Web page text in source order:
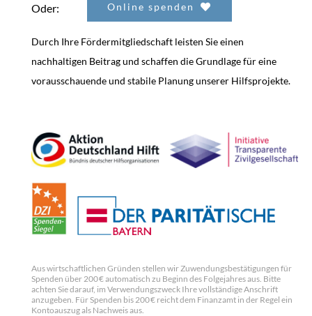
Oder: Online spenden
Durch Ihre Fördermitgliedschaft leisten Sie einen
nachhaltigen Beitrag und schaffen die Grundlage für eine
vorausschauende und stabile Planung unserer Hilfsprojekte.
Aus wirtschaftlichen Gründen stellen wir Zuwendungsbestätigungen für
Spenden über 200 € automatisch zu Beginn des Folgejahres aus. Bitte
achten Sie darauf, im Verwendungszweck Ihre vollständige Anschrift
anzugeben. Für Spenden bis 200 € reicht dem Finanzamt in der Regel ein
Kontoauszug als Nachweis aus.